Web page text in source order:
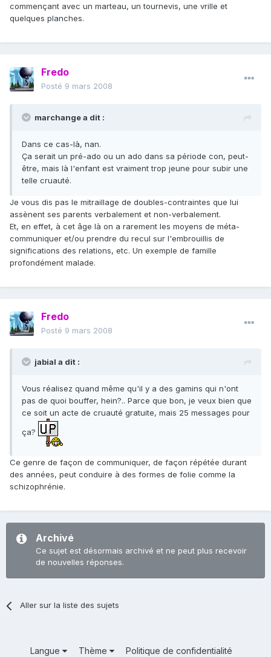
commençant avec un marteau, un tournevis, une vrille et
quelques planches.
Fredo
Posté 9 mars 2008
marchange a dit :
Dans ce cas-là, nan.
Ça serait un pré-ado ou un ado dans sa période con, peut-
être, mais là l'enfant est vraiment trop jeune pour subir une
telle cruauté.
Je vous dis pas le mitraillage de doubles-contraintes que lui
assènent ses parents verbalement et non-verbalement.
Et, en effet, à cet âge là on a rarement les moyens de méta-
communiquer et/ou prendre du recul sur l'embrouillis de
significations des relations, etc. Un exemple de famille
profondément malade.
Fredo
Posté 9 mars 2008
jabial a dit :
Vous réalisez quand même qu'il y a des gamins qui n'ont
pas de quoi bouffer, hein?.. Parce que bon, je veux bien que
ce soit un acte de cruauté gratuite, mais 25 messages pour
ça?
Ce genre de façon de communiquer, de façon répétée durant
des années, peut conduire à des formes de folie comme la
schizophrénie.
Archivé
Ce sujet est désormais archivé et ne peut plus recevoir
de nouvelles réponses.
Aller sur la liste des sujets
Langue Thème Politique de confidentialité